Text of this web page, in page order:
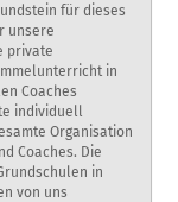
für dieses
unsere
private
in
Coaches
individuell
Organisation
Coaches. Die
in
von uns